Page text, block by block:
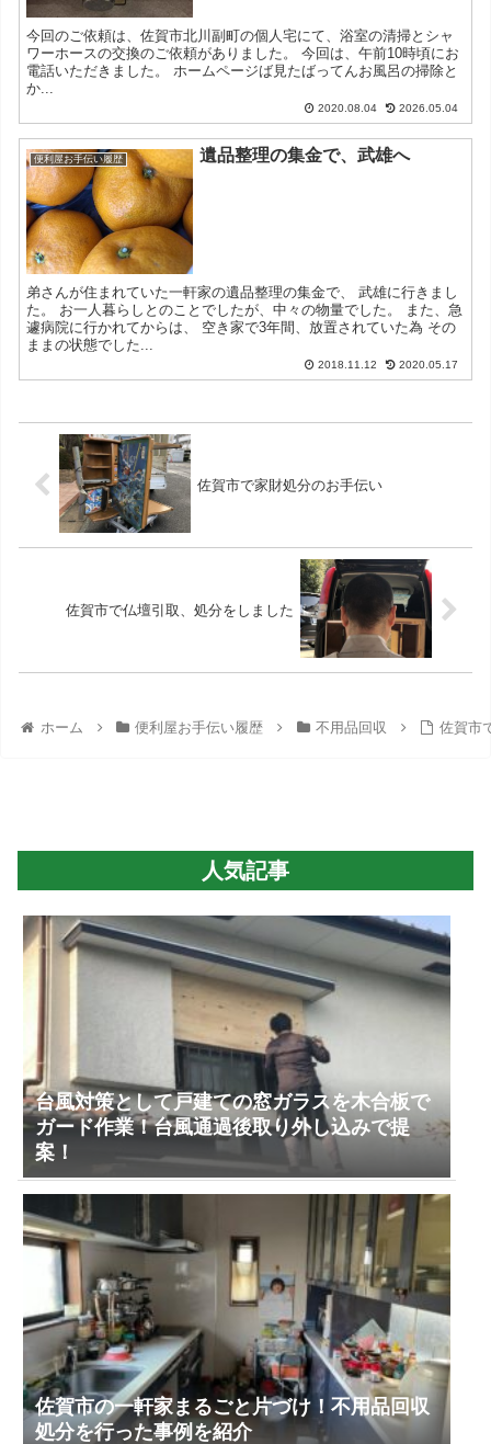
今回のご依頼は、佐賀市北川副町の個人宅にて、浴室の清掃とシャ
ワーホースの交換のご依頼がありました。 今回は、午前10時頃にお
電話いただきました。 ホームページば見たばってんお風呂の掃除と
か...
2020.08.04 2026.05.04
便利屋お手伝い履歴 遺品整理の集金で、武雄へ
弟さんが住まれていた一軒家の遺品整理の集金で、 武雄に行きまし
た。 お一人暮らしとのことでしたが、中々の物量でした。 また、急
遽病院に行かれてからは、 空き家で3年間、放置されていた為 その
ままの状態でした...
2018.11.12 2020.05.17
佐賀市で家財処分のお手伝い
佐賀市で仏壇引取、処分をしました
ホーム 便利屋お手伝い履歴 不用品回収 佐賀市
人気記事
台風対策として戸建ての窓ガラスを木合板で
ガード作業！台風通過後取り外し込みで提
案！
佐賀市の一軒家まるごと片づけ！不用品回収
処分を行った事例を紹介